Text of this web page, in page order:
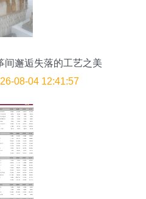
间邂逅失落的工艺之美
08-04 12:41:57